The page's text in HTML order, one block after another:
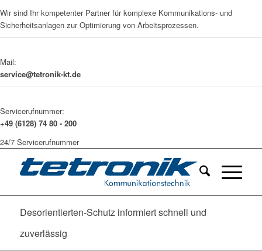
Wir sind Ihr kompetenter Partner für komplexe Kommunikations- und
Sicherheitsanlagen zur Optimierung von Arbeitsprozessen.
Mail:
service@tetronik-kt.de
Servicerufnummer:
+49 (6128) 74 80 - 200
24/7 Servicerufnummer
Desorientierten-Schutz informiert schnell und
zuverlässig